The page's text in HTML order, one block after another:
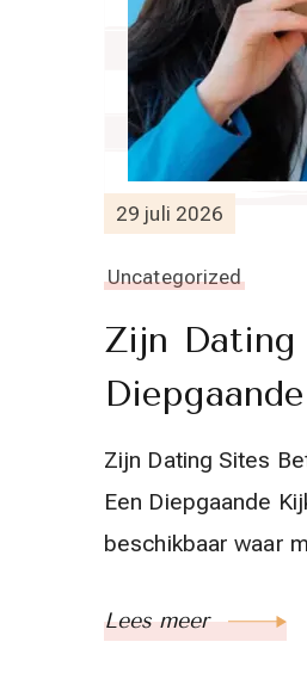
29 juli 2026
Uncategorized
Zijn Dating
Zijn Dating Sites
Een Diepgaande
beschikbaar waar
Lees meer